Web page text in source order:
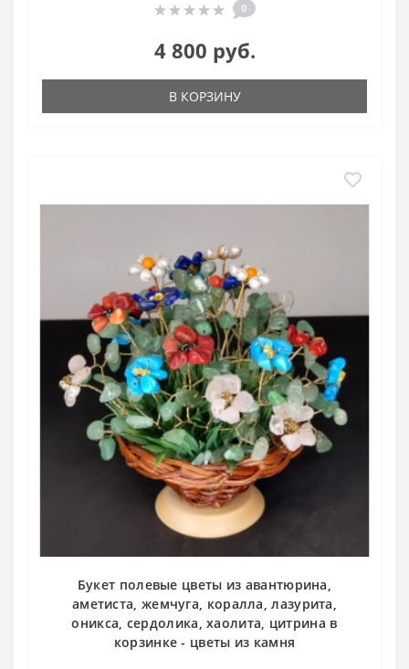
0
4 800 руб.
В КОРЗИНУ
Букет полевые цветы из авантюрина,
аметиста, жемчуга, коралла, лазурита,
оникса, сердолика, хаолита, цитрина в
корзинке - цветы из камня